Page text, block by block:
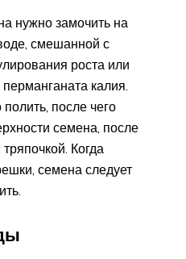
нужно замочить на
смешанной с
роста или
калия.
после чего
семена, после
Когда
семена следует